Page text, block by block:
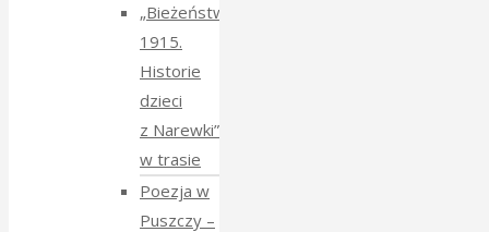
„Bieżeństwo
1915.
Historie
dzieci
z Narewki”
w trasie
Poezja w
Puszczy –